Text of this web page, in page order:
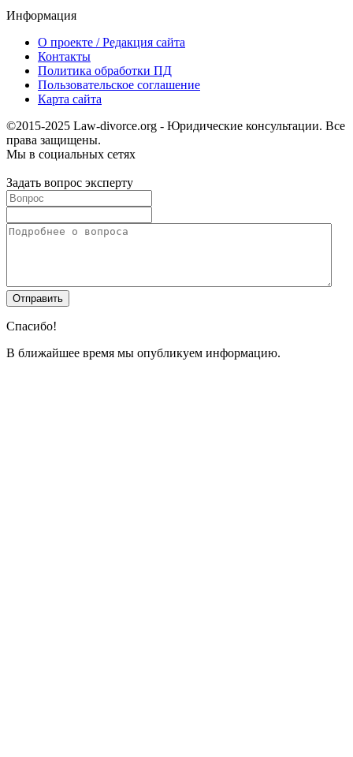
Информация
О проекте / Редакция сайта
Контакты
Политика обработки ПД
Пользовательское соглашение
Карта сайта
©2015-2025 Law-divorce.org - Юридические консультации. Все
права защищены.
Мы в социальных сетях
Задать вопрос эксперту
Спасибо!
В ближайшее время мы опубликуем информацию.